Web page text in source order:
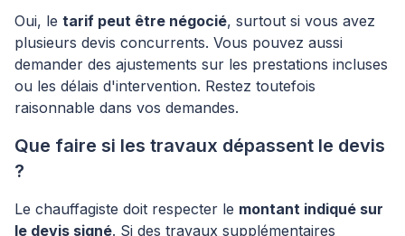
Oui, le tarif peut être négocié, surtout si vous avez
plusieurs devis concurrents. Vous pouvez aussi
demander des ajustements sur les prestations incluses
ou les délais d'intervention. Restez toutefois
raisonnable dans vos demandes.
Que faire si les travaux dépassent le devis
?
Le chauffagiste doit respecter le montant indiqué sur
le devis signé. Si des travaux supplémentaires